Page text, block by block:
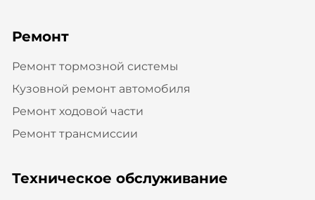
Ремонт
Ремонт тормозной системы
Кузовной ремонт автомобиля
Ремонт ходовой части
Ремонт трансмиссии
Техническое обслуживание